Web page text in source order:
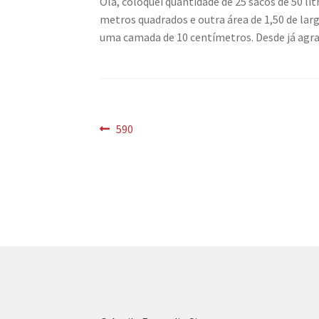
metros quadrados e outra área de 1,50 de
uma camada de 10 centímetros. Desde já
Navegação
Post
590